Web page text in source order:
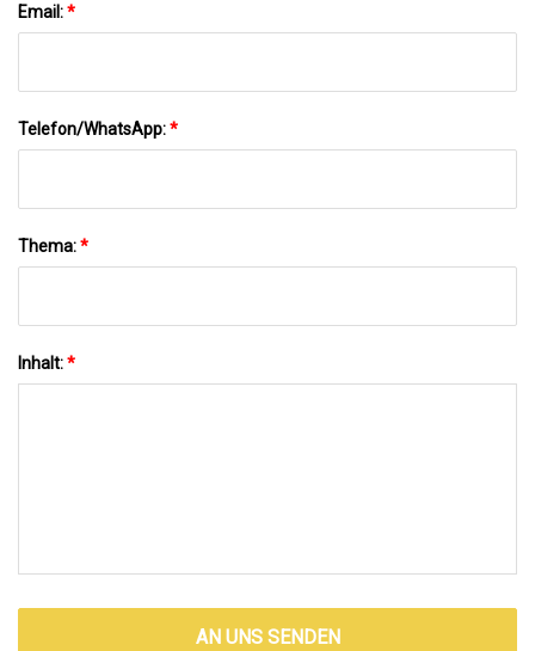
Email:*
Telefon/WhatsApp:*
Thema:*
Inhalt:*
AN UNS SENDEN